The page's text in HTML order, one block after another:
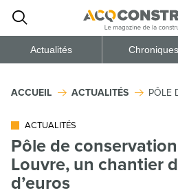
Actualités Chroniques
ACCUEIL ACTUALITÉS PÔLE
ACTUALITÉS
Pôle de
Louvre, un chantier
d’euros